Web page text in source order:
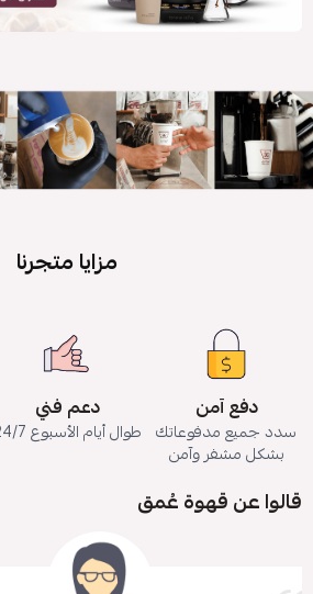
مزايا متجرنا
دفع آمن
سدد جميع مدفوعاتك
بشكل مشفر وآمن
دعم فني
طوال أيام الأسبوع 24/7
قالوا عن قهوة عُمق